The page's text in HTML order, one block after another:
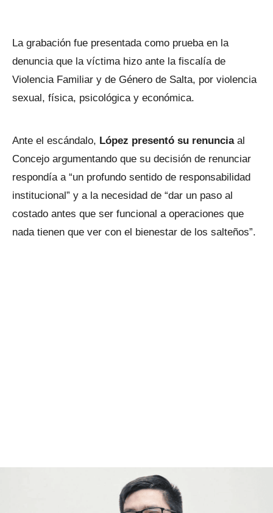
La grabación fue presentada como prueba en la
denuncia que la víctima hizo ante la fiscalía de
Violencia Familiar y de Género de Salta, por violencia
sexual, física, psicológica y económica.
Ante el escándalo, López presentó su renuncia al
Concejo argumentando que su decisión de renunciar
respondía a “un profundo sentido de responsabilidad
institucional” y a la necesidad de “dar un paso al
costado antes que ser funcional a operaciones que
nada tienen que ver con el bienestar de los salteños”.